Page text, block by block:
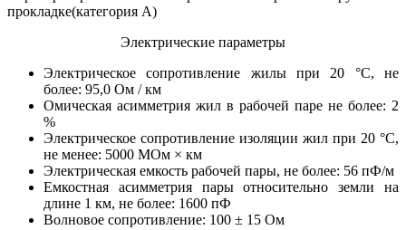
прокладке(категория А)
Электрические параметры
Электрическое сопротивление жилы при 20 °C, не
более: 95,0 Ом / км
Омическая асимметрия жил в рабочей паре не более: 2
%
Электрическое сопротивление изоляции жил при 20 °C,
не менее: 5000 МОм × км
Электрическая емкость рабочей пары, не более: 56 пФ/м
Емкостная асимметрия пары относительно земли на
длине 1 км, не более: 1600 пФ
Волновое сопротивление: 100 ± 15 Ом